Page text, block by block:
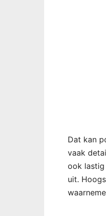
Dat kan
vaak
ook lastig
uit.